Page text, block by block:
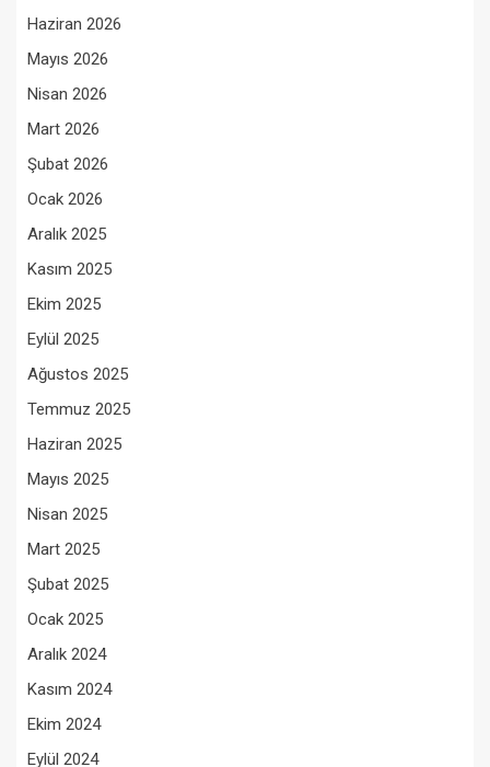
Haziran 2026
Mayıs 2026
Nisan 2026
Mart 2026
Şubat 2026
Ocak 2026
Aralık 2025
Kasım 2025
Ekim 2025
Eylül 2025
Ağustos 2025
Temmuz 2025
Haziran 2025
Mayıs 2025
Nisan 2025
Mart 2025
Şubat 2025
Ocak 2025
Aralık 2024
Kasım 2024
Ekim 2024
Eylül 2024